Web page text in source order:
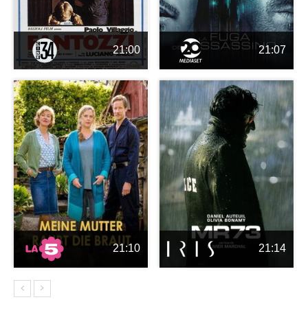
21:00 21:07
21:10 21:14